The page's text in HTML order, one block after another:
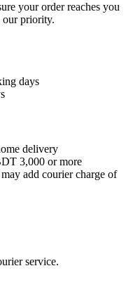
your order reaches you
our priority.
days
delivery
3,000 or more
add courier charge of
service.